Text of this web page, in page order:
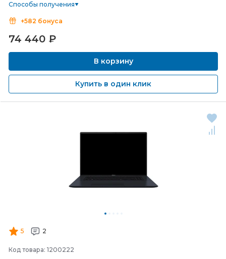
Способы получения
+582 бонуса
74 440 ₽
В корзину
Купить в один клик
5 2
Код товара: 1200222